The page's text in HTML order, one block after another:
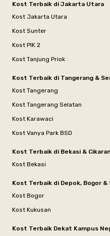
Kost Terbaik di Jakarta Utara
Kost Jakarta Utara
Kost Sunter
Kost PIK 2
Kost Tanjung Priok
Kost Terbaik di Tangerang &
Kost Tangerang
Kost Tangerang Selatan
Kost Karawaci
Kost Vanya Park BSD
Kost Terbaik di Bekasi &
Kost Bekasi
Kost Terbaik di Depok, Bogor
Kost Bogor
Kost Kukusan
Kost Terbaik Dekat Kampus